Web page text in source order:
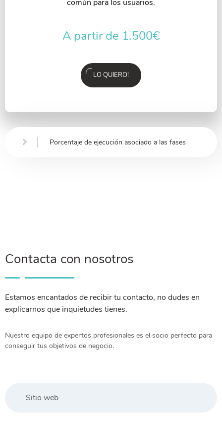
común para los usuarios.
A partir de 1.500€
LO QUIERO!
Porcentaje de ejecución asociado a las fases
Contacta con nosotros
Estamos encantados de recibir tu contacto, no dudes en
explicarnos que inquietudes tienes.
Nuestro equipo de expertos profesionales es el socio perfecto para
conseguir tus objetivos de negocio.